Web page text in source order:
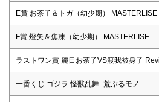
E賞 お茶子＆トガ（幼少期） MASTERLISE
F賞 燈矢＆焦凍（幼少期） MASTERLISE
ラストワン賞 麗日お茶子VS渡我被身子
一番くじ ゴジラ 怪獣乱舞 -荒ぶるモノ-